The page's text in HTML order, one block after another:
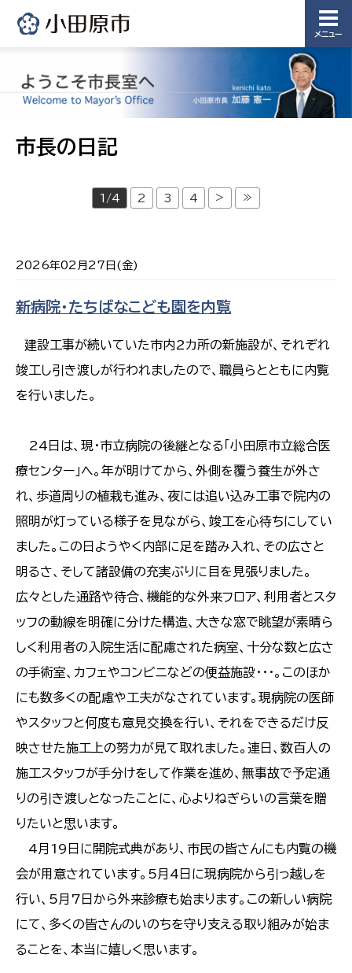
メニュー
市長の日記
1/4 2 3 4 > ≫
2026年02月27日(金)
新病院・たちばなこども園を内覧
建設工事が続いていた市内2カ所の新施設が、それぞれ
竣工し引き渡しが行われましたので、職員らとともに内覧
を行いました。
24日は、現・市立病院の後継となる「小田原市立総合医
療センター」へ。年が明けてから、外側を覆う養生が外さ
れ、歩道周りの植栽も進み、夜には追い込み工事で院内の
照明が灯っている様子を見ながら、竣工を心待ちにしてい
ました。この日ようやく内部に足を踏み入れ、その広さと
明るさ、そして諸設備の充実ぶりに目を見張りました。
広々とした通路や待合、機能的な外来フロア、利用者とスタ
ッフの動線を明確に分けた構造、大きな窓で眺望が素晴ら
しく利用者の入院生活に配慮された病室、十分な数と広さ
の手術室、カフェやコンビニなどの便益施設・・・。このほか
にも数多くの配慮や工夫がなされています。現病院の医師
やスタッフと何度も意見交換を行い、それをできるだけ反
映させた施工上の努力が見て取れました。連日、数百人の
施工スタッフが手分けをして作業を進め、無事故で予定通
りの引き渡しとなったことに、心よりねぎらいの言葉を贈
りたいと思います。
4月19日に開院式典があり、市民の皆さんにも内覧の機
会が用意されています。5月4日に現病院から引っ越しを
行い、5月7日から外来診療も始まります。この新しい病院
にて、多くの皆さんのいのちを守り支える取り組みが始ま
ることを、本当に嬉しく思います。